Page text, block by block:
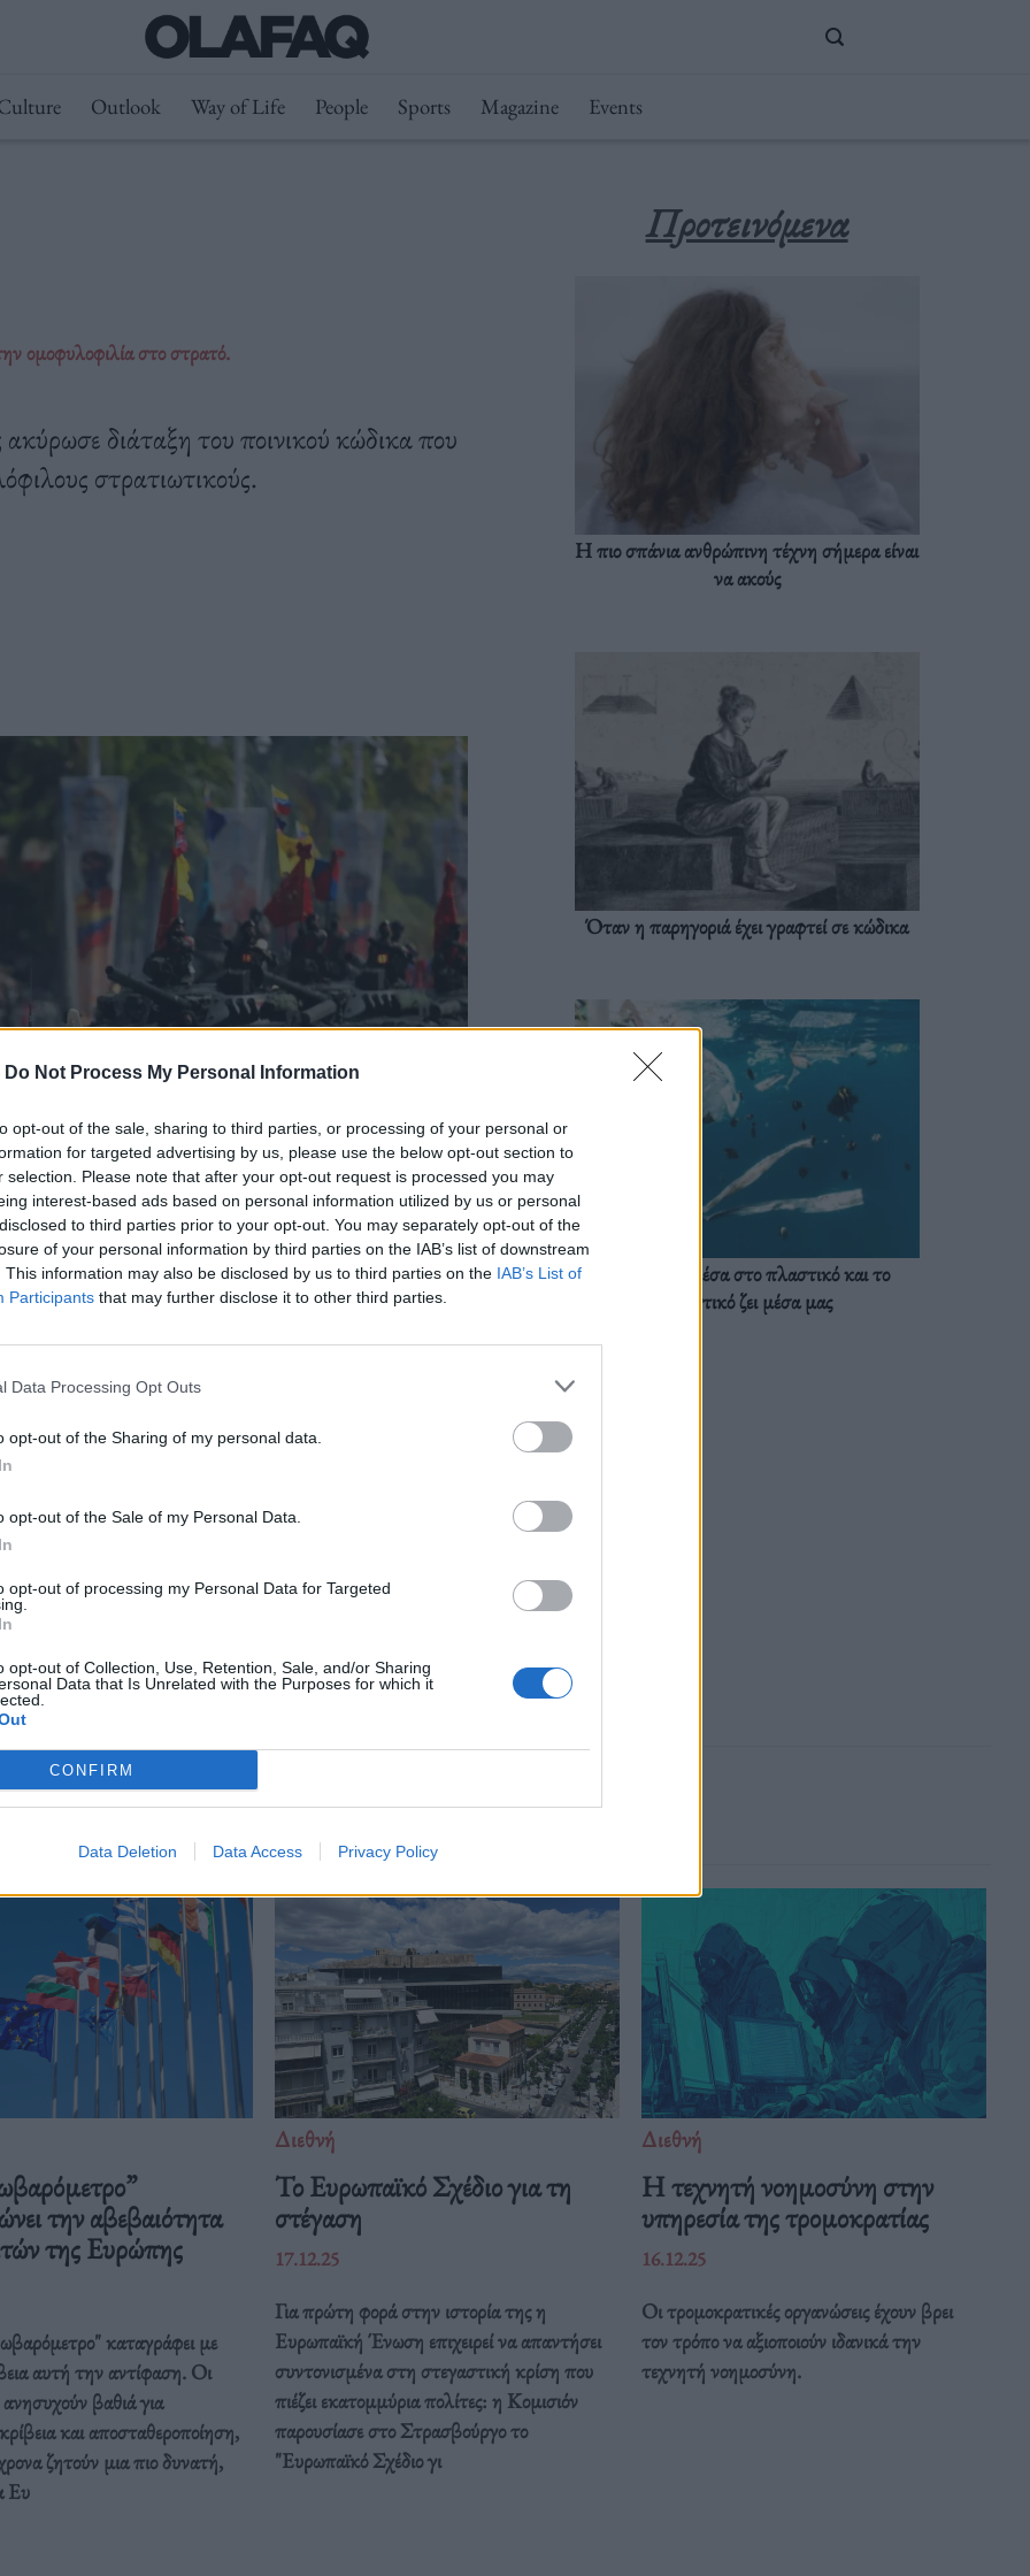
Do Not Process My Personal Information
opt-out of the sale, sharing to third parties, or processing of your personal or
for targeted advertising by us, please use the below opt-out section to
selection. Please note that after your opt-out request is processed you may
interest-based ads based on personal information utilized by us or personal
to third parties prior to your opt-out. You may separately opt-out of the
of your personal information by third parties on the IAB’s list of downstream
This information may also be disclosed by us to third parties on the IAB’s List of
Participants that may further disclose it to other third parties.
Data Processing Opt Outs
opt-out of the Sharing of my personal data.
opt-out of the Sale of my Personal Data.
opt-out of processing my Personal Data for Targeted
opt-out of Collection, Use, Retention, Sale, and/or Sharing
Data that Is Unrelated with the Purposes for which it
CONFIRM
Data Deletion Data Access Privacy Policy
Outlook Way of Life People Sports Magazine Events
ομοφυλοφιλία στο στρατό.
διάταξη του ποινικού κώδικα που
στρατιωτικούς.
διάταξη του ποινικού κώδικα
στρατιωτικούς.
→
Προτεινόμενα
Η πιο σπάνια ανθρώπινη τέχνη σήμερα είναι
να ακούς
Όταν η παρηγοριά έχει γραφτεί σε κώδικα
Ζούμε ήδη μέσα στο πλαστικό και το
πλαστικό ζει μέσα μας
Δείτε επίσης
την αβεβαιότητα
της Ευρώπης
καταγράφει με
αυτή την αντίφαση. Oι
βαθιά για
και αποσταθεροποίηση,
ζητούν μια πιο δυνατή,
Ευ
Διεθνή
Το Ευρωπαϊκό Σχέδιο για τη
στέγαση
17.12.25
Για πρώτη φορά στην ιστορία της η
Ευρωπαϊκή Ένωση επιχειρεί να απαντήσει
συντονισμένα στη στεγαστική κρίση που
πιέζει εκατομμύρια πολίτες: η Κομισιόν
παρουσίασε στο Στρασβούργο το
"Ευρωπαϊκό Σχέδιο γι
Διεθνή
Η τεχνητή νοημοσύνη στην
υπηρεσία της τρομοκρατίας
16.12.25
Οι τρομοκρατικές οργανώσεις έχουν βρει
τον τρόπο να αξιοποιούν ιδανικά την
τεχνητή νοημοσύνη.